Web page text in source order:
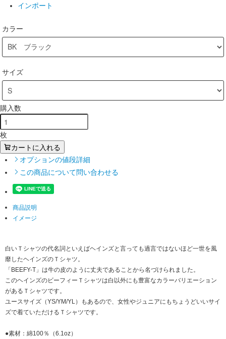
インポート
カラー
サイズ
購入数
枚
カートに入れる
オプションの値段詳細
この商品について問い合わせる
商品説明
イメージ
白いＴシャツの代名詞といえばヘインズと言っても過言ではないほど一世を風
靡したヘインズのＴシャツ。
「BEEFY-T」は牛の皮のように丈夫であることから名づけられました。
このヘインズのビーフィーＴシャツは白以外にも豊富なカラーバリエーション
があるＴシャツです。
ユースサイズ（YS/YM/YL）もあるので、女性やジュニアにもちょうどいいサイ
ズで着ていただけるＴシャツです。
●素材：綿100％（6.1oz）